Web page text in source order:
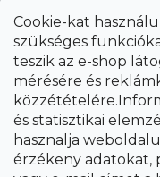
Cookie-kat
szükséges
teszik az e-shop
mérésére és
és statisztikai
hasznalja
érzékeny adatokat,